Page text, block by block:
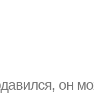
он